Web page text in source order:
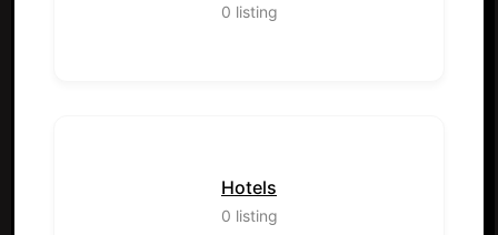
0 listing
Hotels
0 listing